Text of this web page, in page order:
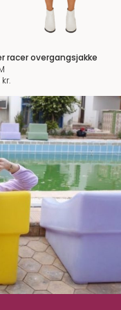
racer overgangsjakke
kr.